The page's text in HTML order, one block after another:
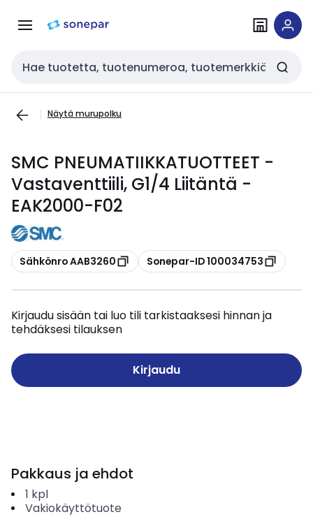
navigointiinsisältöön
Haku
Näytä murupolku
SMC PNEUMATIIKKATUOTTEET -
Vastaventtiili, G1/4 Liitäntä -
EAK2000-F02
Kopioi
Sähkönro AAB3260 Kopioi
Sonepar-ID 100034753
Kirjaudu sisään tai luo tili tarkistaaksesi hinnan ja
tehdäksesi tilauksen
Kirjaudu
Pakkaus ja ehdot
1 kpl
Vakiokäyttötuote